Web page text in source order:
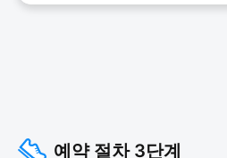
예약 절차 3단계